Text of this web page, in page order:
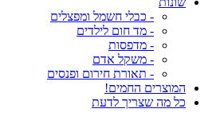
- כבלי חשמל ומפצלים
- מד חום לילדים
- מדפסות
- משקל אדם
- תאורת חירום ופנסים
המוצרים החמים!
כל מה שצריך לדעת